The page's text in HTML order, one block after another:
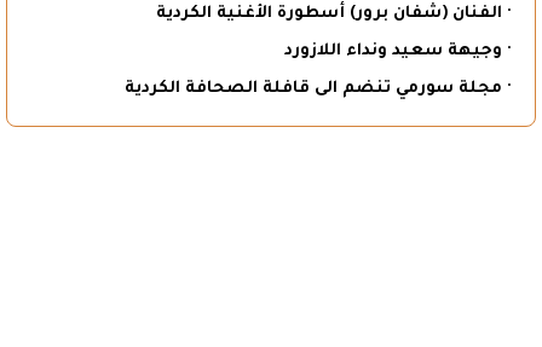
· الفنان (شفان برور) أسطورة الأغنية الكردية
· وجيهة سعيد ونداء اللازورد
· مجلة سورمي تنضم الى قافلة الصحافة الكردية